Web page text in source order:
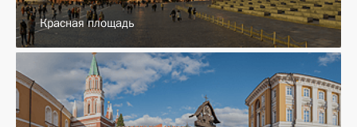
Красная площадь